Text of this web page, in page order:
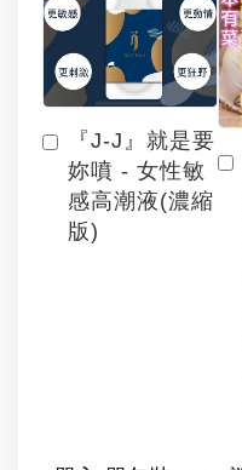
『J-J』就是要
妳噴 - 女性敏
感高潮液(濃縮
版)